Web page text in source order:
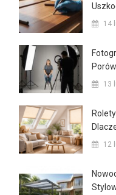
14
13
12